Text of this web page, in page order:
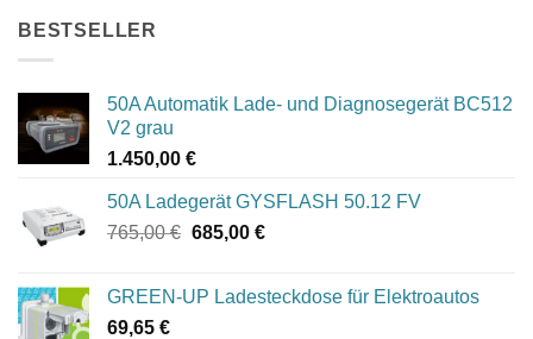
BESTSELLER
50A Automatik Lade- und Diagnosegerät BC512
V2 grau
1.450,00 €
50A Ladegerät GYSFLASH 50.12 FV
765,00€ Ursprünglicher
765,00 €
685,00 €Aktueller
685,00 €.
GREEN-UP Ladesteckdose für Elektroautos
69,65 €